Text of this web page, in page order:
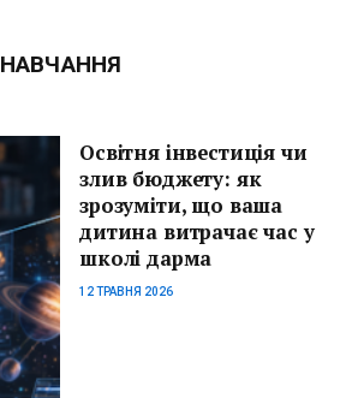
НАВЧАННЯ
Освітня інвестиція чи
злив бюджету: як
зрозуміти, що ваша
дитина витрачає час у
школі дарма
12 ТРАВНЯ 2026